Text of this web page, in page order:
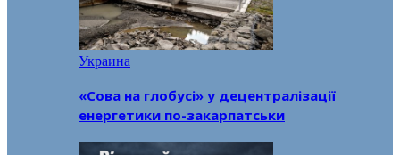
Украина
«Сова на глобусі» у децентралізації
енергетики по-закарпатськи